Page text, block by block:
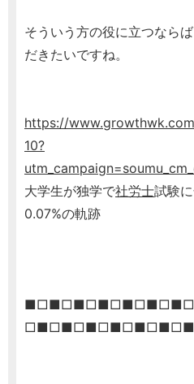
そういう方の役に立つなら
だきたいですね。
https://
10?
大学生が独学で社労士試験
0.07%の軌跡